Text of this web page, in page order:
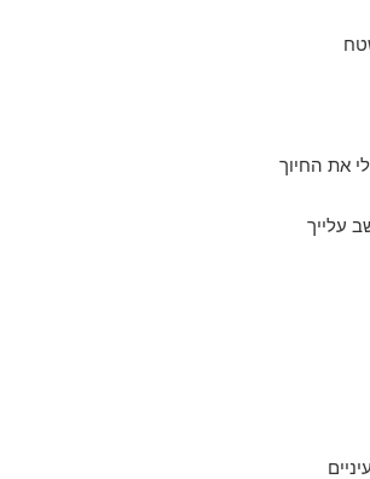
את החיוך
עלייך